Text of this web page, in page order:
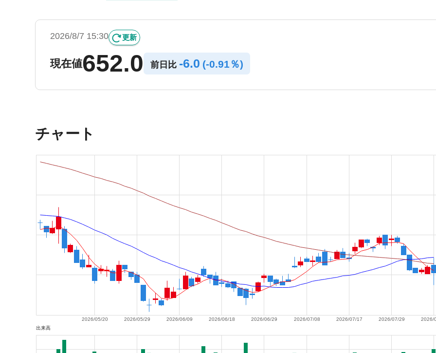
2026/8/7 15:30 更新
現在値652.0 前日比 -6.0 (-0.91％)
チャート
2026/
2026/07/29
2026/07/17
2026/07/08
2026/06/29
2026/06/18
2026/06/09
2026/05/29
2026/05/20
出来高